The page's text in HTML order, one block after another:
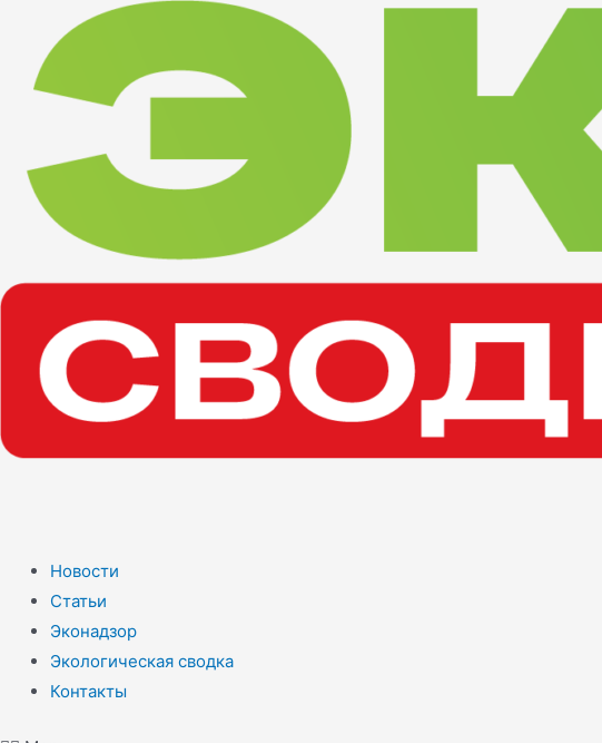
Новости
Статьи
Эконадзор
Экологическая сводка
Контакты